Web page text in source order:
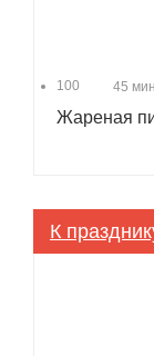
100 45
Жареная
К